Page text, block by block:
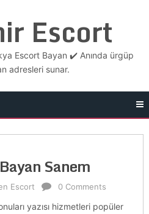
Escort
Escort Bayan ✔️ Anında ürgüp
adresleri sunar.
Sanem
Escort 0 Comments
yazısı hizmetleri popüler